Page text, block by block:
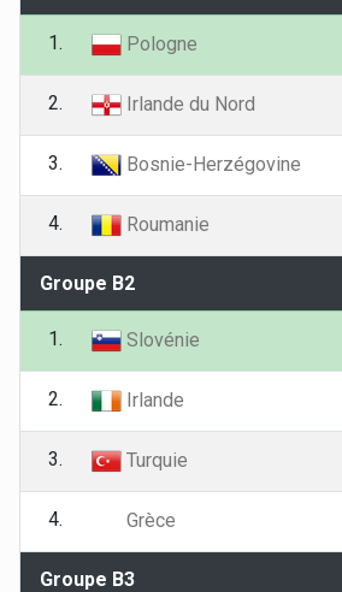
1. Pologne
2. Irlande du Nord
3. Bosnie-Herzégovine
4. Roumanie
Groupe B2
1. Slovénie
2. Irlande
3. Turquie
4. Grèce
Groupe B3